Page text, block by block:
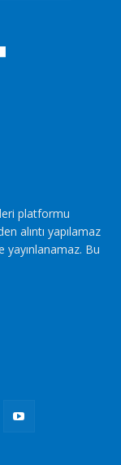
platformu
alıntı yapılamaz
Bu